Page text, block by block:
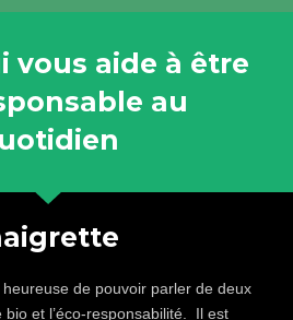
vous aide à être
au
de pouvoir parler de deux
et l’éco-responsabilité. Il est